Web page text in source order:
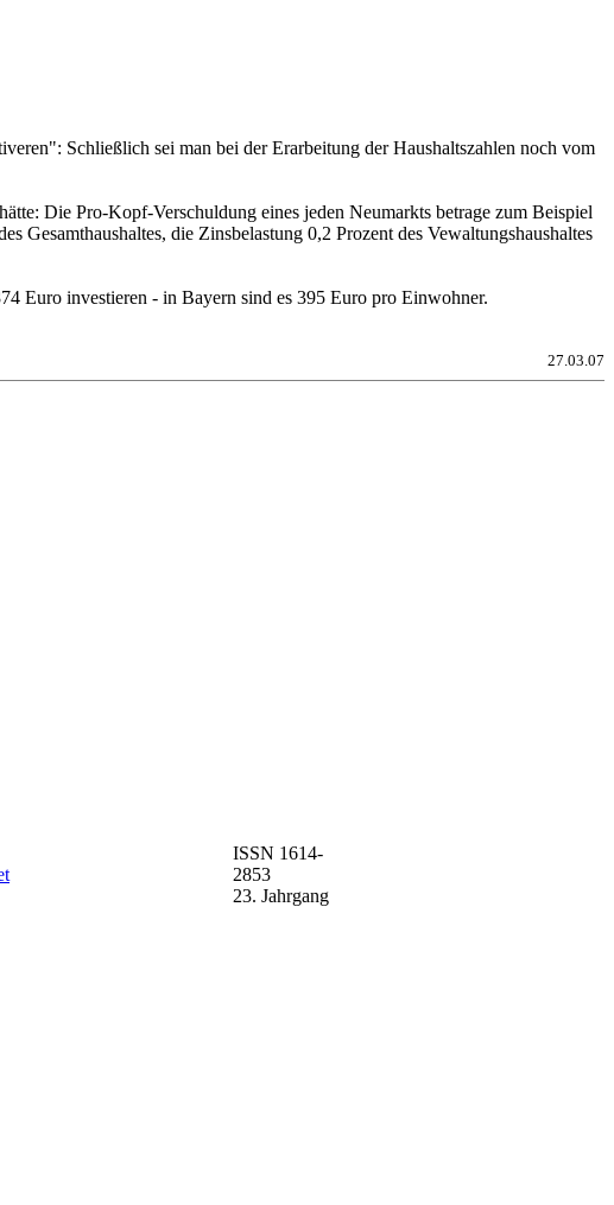
Schließlich sei man bei der Erarbeitung der Haushaltszahlen noch vom
Die Pro-Kopf-Verschuldung eines jeden Neumarkts betrage zum Beispiel
Gesamthaushaltes, die Zinsbelastung 0,2 Prozent des Vewaltungshaushaltes
Euro investieren - in Bayern sind es 395 Euro pro Einwohner.
27.03.07
ISSN 1614-
2853
23. Jahrgang